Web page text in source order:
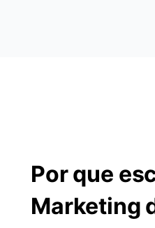
Por que
Marketing